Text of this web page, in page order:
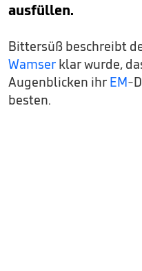
ausfüllen.
Bittersüß beschreibt
Wamser klar wurde,
Augenblicken ihr EM-
besten.